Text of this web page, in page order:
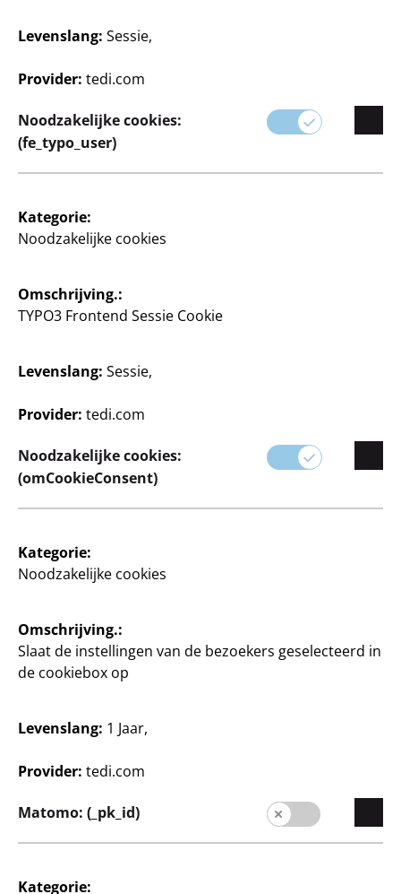
Van eenvoudige reparaties tot complexe creaties,
onze producten zijn ontworpen voor kwaliteit en
Filter
50 Artikel
NIEUW PRODUCT
Naaidraad
ca. 30 g, per stuk
€
Knutselen en doe-het-
Knutselen en doe-het-
Levenslang: Sessie,
Provider: tedi.com
Noodzakelijke cookies:
(fe_typo_user)
Kategorie:
Noodzakelijke cookies
Omschrijving.:
TYPO3 Frontend Sessie Cookie
Levenslang: Sessie,
Provider: tedi.com
Noodzakelijke cookies:
(omCookieConsent)
Kategorie:
Noodzakelijke cookies
Omschrijving.:
Slaat de instellingen van de bezoekers geselecteerd in
de cookiebox op
Levenslang: 1 Jaar,
Provider: tedi.com
Matomo: (_pk_id)
Kategorie: